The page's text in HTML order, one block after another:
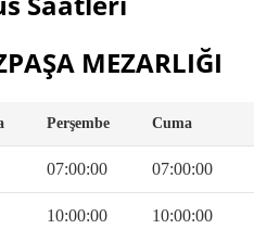
MEZARLIĞI
Perşembe Cuma
07:00:00 07:00:00
10:00:00 10:00:00